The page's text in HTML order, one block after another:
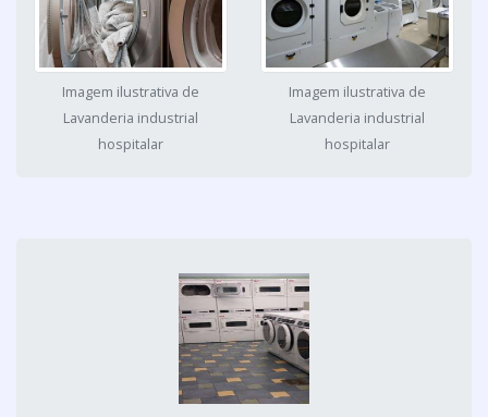
Imagem ilustrativa de
Lavanderia industrial
hospitalar
Imagem ilustrativa de
Lavanderia industrial
hospitalar